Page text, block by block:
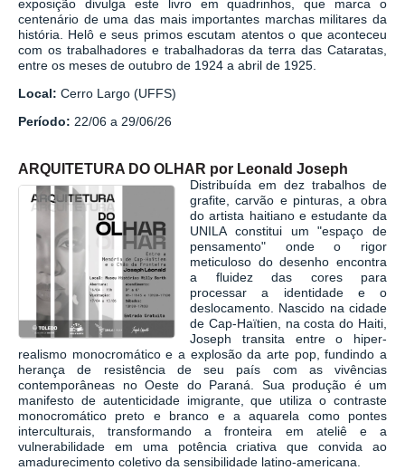
exposição divulga este livro em quadrinhos, que marca o
centenário de uma das mais importantes marchas militares da
história. Helô e seus primos escutam atentos o que aconteceu
com os trabalhadores e trabalhadoras da terra das Cataratas,
entre os meses de outubro de 1924 a abril de 1925.
Local: Cerro Largo (UFFS)
Período: 22/06 a 29/06/26
ARQUITETURA DO OLHAR por Leonald Joseph
Distribuída em dez trabalhos de
grafite, carvão e pinturas, a obra
do artista haitiano e estudante da
UNILA constitui um "espaço de
pensamento" onde o rigor
meticuloso do desenho encontra
a fluidez das cores para
processar a identidade e o
deslocamento. Nascido na cidade
de Cap-Haïtien, na costa do Haiti,
Joseph transita entre o hiper-
realismo monocromático e a explosão da arte pop, fundindo a
herança de resistência de seu país com as vivências
contemporâneas no Oeste do Paraná. Sua produção é um
manifesto de autenticidade imigrante, que utiliza o contraste
monocromático preto e branco e a aquarela como pontes
interculturais, transformando a fronteira em ateliê e a
vulnerabilidade em uma potência criativa que convida ao
amadurecimento coletivo da sensibilidade latino-americana.